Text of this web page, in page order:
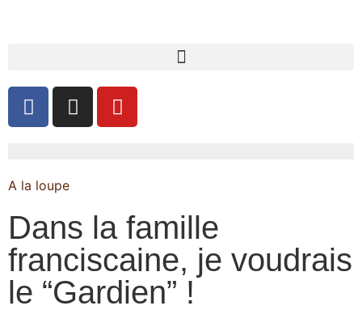
A la loupe
Dans la famille
franciscaine, je voudrais
le “Gardien” !